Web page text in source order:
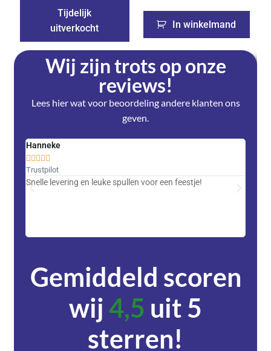
Tijdelijk
uitverkocht
In winkelmand
Wij zijn trots op onze
reviews!
Lees hier wat voor beoordeling andere klanten ons
geven.
Hanneke
    
Trustpilot
Snelle levering en leuke spullen voor een feestje!
Gemiddeld scoren
wij4,5 uit 5
sterren!